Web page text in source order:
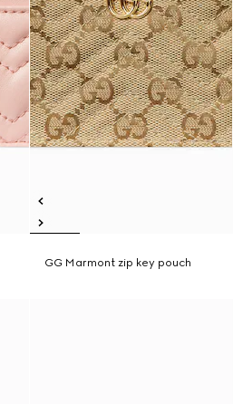
GG Marmont zip key pouch